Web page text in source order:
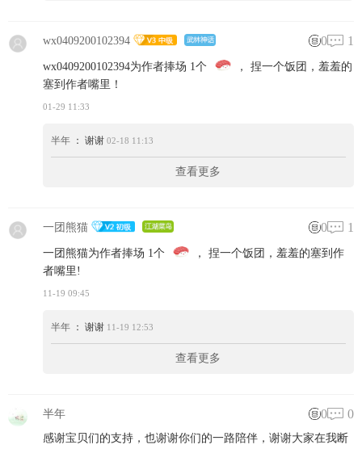
wx0409200102394 0 1
wx0409200102394为作者捧场 1个
， 捏一个饭团，羞羞的
塞到作者嘴里！
01-29 11:33
半年： 谢谢 02-18 11:13
查看更多
一团熊猫 0 1
一团熊猫为作者捧场 1个
， 捏一个饭团，羞羞的塞到作
者嘴里!
11-19 09:45
半年： 谢谢 11-19 12:53
查看更多
半年 0 0
感谢宝贝们的支持，也谢谢你们的一路陪伴，谢谢大家在我断